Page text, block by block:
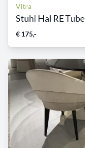
Vitra
Stuhl Hal RE Tube
€ 175,-